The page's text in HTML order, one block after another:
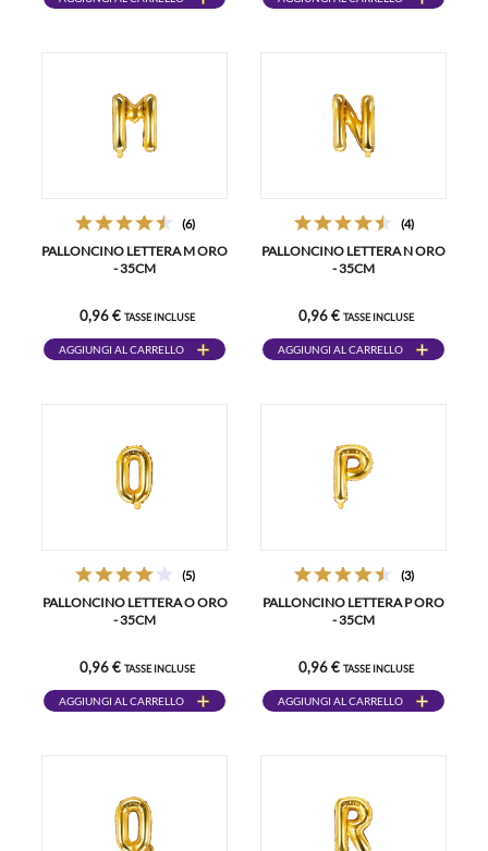
(6)
PALLONCINO LETTERA M ORO
- 35CM
0,96 € TASSE INCLUSE
AGGIUNGI AL CARRELLO
(4)
PALLONCINO LETTERA N ORO
- 35CM
0,96 € TASSE INCLUSE
AGGIUNGI AL CARRELLO
(5)
PALLONCINO LETTERA O ORO
- 35CM
0,96 € TASSE INCLUSE
AGGIUNGI AL CARRELLO
(3)
PALLONCINO LETTERA P ORO
- 35CM
0,96 € TASSE INCLUSE
AGGIUNGI AL CARRELLO